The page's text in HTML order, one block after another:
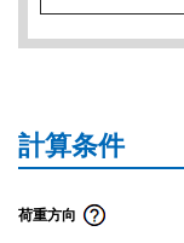
計算条件
荷重方向